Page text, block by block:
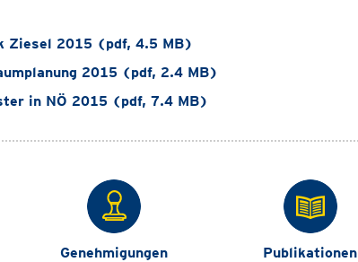
Ziesel 2015 (pdf, 4.5 MB)
2015 (pdf, 2.4 MB)
in NÖ 2015 (pdf, 7.4 MB)
Genehmigungen Publikationen